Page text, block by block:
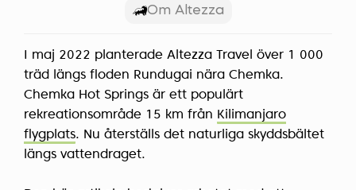
Om Altezza
I maj 2022 planterade Altezza Travel över 1 000
träd längs floden Rundugai nära Chemka.
Chemka Hot Springs är ett populärt
rekreationsområde 15 km från Kilimanjaro
flygplats. Nu återställs det naturliga skyddsbältet
längs vattendraget.